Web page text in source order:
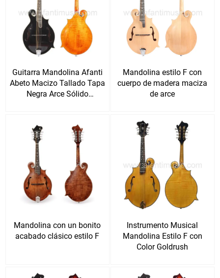
Guitarra Mandolina Afanti
Abeto Macizo Tallado Tapa
Negra Arce Sólido
Mandolina estilo F con
cuerpo de madera maciza
de arce
Mandolina con un bonito
acabado clásico estilo F
Instrumento Musical
Mandolina Estilo F con
Color Goldrush